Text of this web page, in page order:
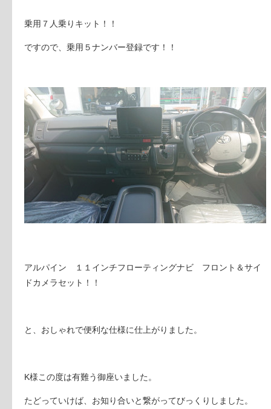
乗用７人乗りキット！！
ですので、乗用５ナンバー登録です！！
アルパイン １１インチフローティングナビ フロント＆サイ
ドカメラセット！！
と、おしゃれで便利な仕様に仕上がりました。
K様この度は有難う御座いました。
たどっていけば、お知り合いと繋がってびっくりしました。